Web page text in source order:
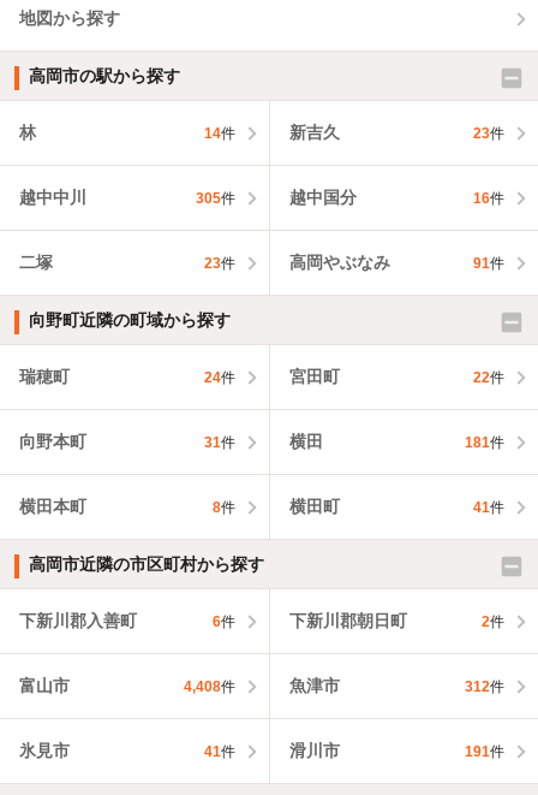
地図から探す
高岡市の駅から探す
林 14件 新吉久 23件
越中中川 305件 越中国分 16件
二塚 23件 高岡やぶなみ 91件
向野町近隣の町域から探す
瑞穂町 24件 宮田町 22件
向野本町 31件 横田 181件
横田本町 8件 横田町 41件
高岡市近隣の市区町村から探す
下新川郡入善町 6件 下新川郡朝日町 2件
富山市 4,408件 魚津市 312件
氷見市 41件 滑川市 191件